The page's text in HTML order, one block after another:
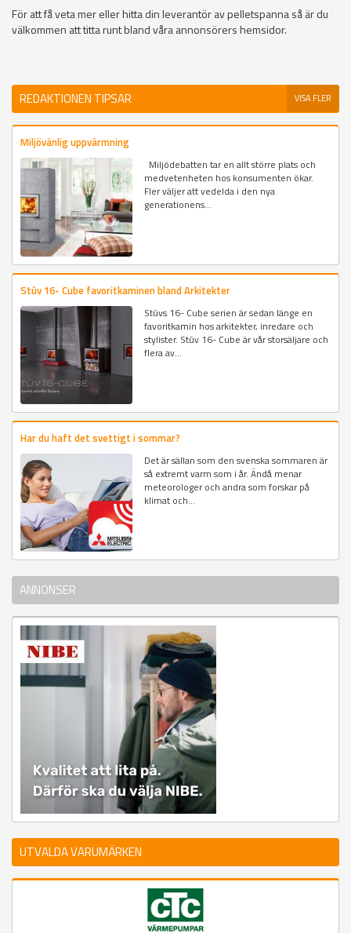
För att få veta mer eller hitta din leverantör av pelletspanna så är du
välkommen att titta runt bland våra annonsörers hemsidor.
REDAKTIONEN TIPSAR VISA FLER
Miljövänlig uppvärmning
Miljödebatten tar en allt större plats och
medvetenheten hos konsumenten ökar.
Fler väljer att vedelda i den nya
generationens...
Stûv 16- Cube favoritkaminen bland Arkitekter
Stûvs 16- Cube serien är sedan länge en
favoritkamin hos arkitekter, inredare och
stylister. Stûv 16- Cube är vår storsäljare och
flera av...
Har du haft det svettigt i sommar?
Det är sällan som den svenska sommaren är
så extremt varm som i år. Ändå menar
meteorologer och andra som forskar på
klimat och...
ANNONSER
UTVALDA VARUMÄRKEN